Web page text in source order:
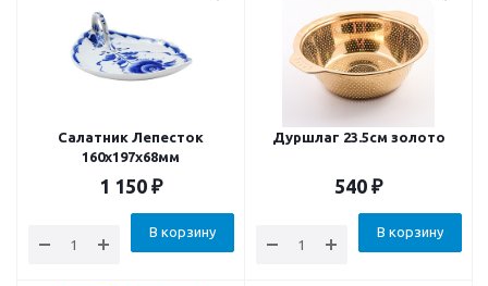
Салатник Лепесток
160x197x68мм
1 150 ₽
В корзину
Дуршлаг 23.5см золото
540 ₽
В корзину